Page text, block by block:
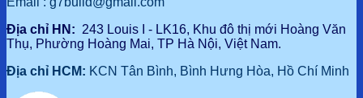
Địa chỉ HN: 243 Louis I - LK16, Khu đô thị mới Hoàng Văn
Thụ, Phường Hoàng Mai, TP Hà Nội, Việt Nam.
Địa chỉ HCM: KCN Tân Bình, Bình Hưng Hòa, Hồ Chí Minh